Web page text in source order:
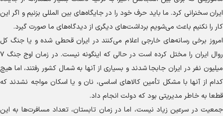
ایران سخنرانی کرد. ما باید حرف خود را در جایگاه‌های بین المللی بزنیم و اگر این
کار را نکنیم باعث می‌شویم برداشت‌های دیگری از دیدگاه‌های ما صورت گیرد.
امروز برخی رسانه‌های خارجی اعلام می‌کنند در ایران قحطی شده و یا جنگ کل
روال ایران را مختل کرده است در حالی که اینگونه نیست. در زمان اوج جنگ ۷
میلیون نفر در ایران جابجا شدند و بسیاری از آنها به شمال کشور رفتند، اما هیچ
کدام از آنها با مشکل تأمین کالا‌های اساسی، نان و یا اسکان مواجه نشدند که
قطعا به خاطر مدیریتی بود که دولت انجام داد.
جمعیت در سرعین زیاد نیست، اما در زمان تابستان، تعداد مسافرت‌ها به این